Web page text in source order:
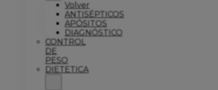
Volver
ANTISÉPTICOS
APÓSITOS
DIAGNÓSTICO
CONTROL
DE
PESO
DIETETICA